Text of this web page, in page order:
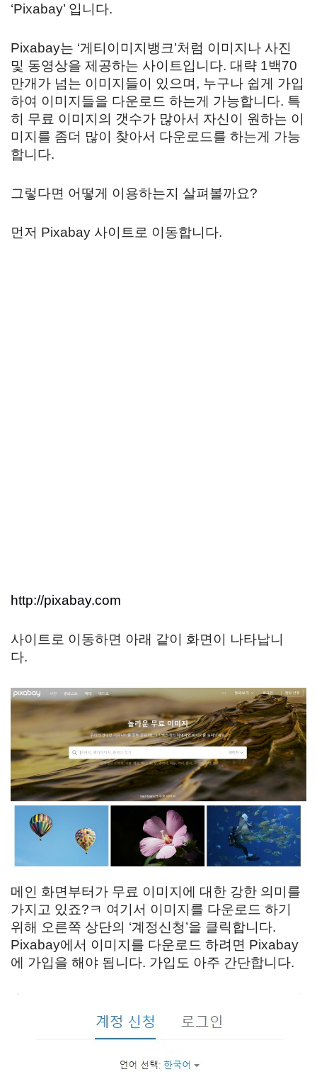
‘Pixabay’ 입니다.
Pixabay는 ‘게티이미지뱅크’처럼 이미지나 사진
및 동영상을 제공하는 사이트입니다. 대략 1백70
만개가 넘는 이미지들이 있으며, 누구나 쉽게 가입
하여 이미지들을 다운로드 하는게 가능합니다. 특
히 무료 이미지의 갯수가 많아서 자신이 원하는 이
미지를 좀더 많이 찾아서 다운로드를 하는게 가능
합니다.
그렇다면 어떻게 이용하는지 살펴볼까요?
먼저 Pixabay 사이트로 이동합니다.
http://pixabay.com
사이트로 이동하면 아래 같이 화면이 나타납니
다.
메인 화면부터가 무료 이미지에 대한 강한 의미를
가지고 있죠?ㅋ 여기서 이미지를 다운로드 하기
위해 오른쪽 상단의 ‘계정신청’을 클릭합니다.
Pixabay에서 이미지를 다운로드 하려면 Pixabay
에 가입을 해야 됩니다. 가입도 아주 간단합니다.